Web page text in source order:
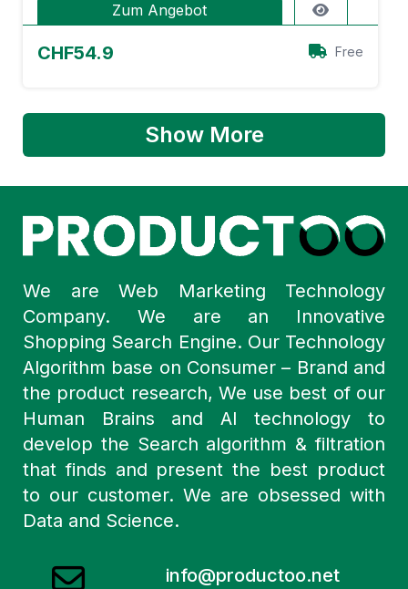
Zum Angebot
CHF54.9 Free
Show More
We are Web Marketing Technology
Company. We are an Innovative
Shopping Search Engine. Our Technology
Algorithm base on Consumer – Brand and
the product research, We use best of our
Human Brains and AI technology to
develop the Search algorithm & filtration
that finds and present the best product
to our customer. We are obsessed with
Data and Science.
info@productoo.net